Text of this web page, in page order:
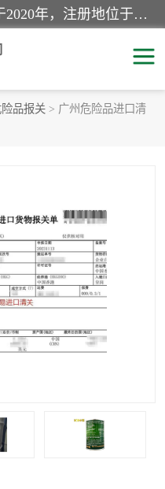
上海青禾贸易有限公司成立于2020年，注册地位于上海市宝山区。经营范围包括：机械设备、五金制品、劳防用品、电子产品、塑胶制品、家具、模具、纺织品、仪器仪表、建筑材料、装饰材料、化工产品、金属制品、机车配件等货物进出口报关、清关服务。
品报关 > 广州危险品进口清
进口杂货清关
机床进口清关